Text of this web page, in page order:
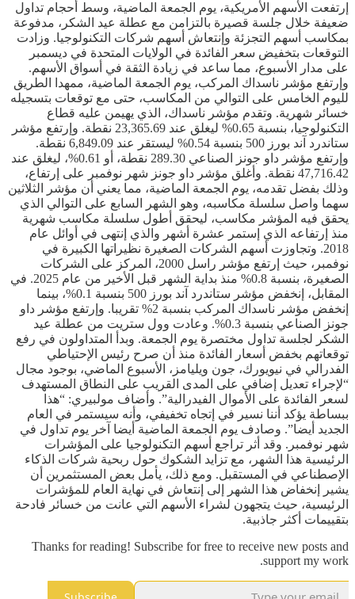
إرتفعت الأسهم الأمريكية، يوم الجمعة الماضية، وسط أحجام تداول
ضعيفة خلال جلسة قصيرة بالتزامن مع عطلة عيد الشكر، مدفوعة
بمكاسب أسهم التجزئة وإنتعاش أسهم شركات التكنولوجيا. وزادت
التوقعات بتخفيض سعر الفائدة في الولايات المتحدة في ديسمبر
على مدار الأسبوع، مما ساعد في زيادة الثقة في أسواق الأسهم.
وإرتفع مؤشر ناسداك المركب، يوم الجمعة الماضية، ممهدا الطريق
لليوم الخامس على التوالي من المكاسب، حتى مع توقعات بتسجيله
خسائر شهرية. وتقدم مؤشر ناسداك، الذي يهيمن عليه قطاع
التكنولوجيا، بنسبة 0.65% ليغلق عند 23,365.69 نقطة. وإرتفع مؤشر
ستاندرد آند بورز 500 بنسبة 0.54% ليستقر عند 6,849.09 نقطة.
وإرتفع مؤشر داو جونز الصناعي 289.30 نقطة، أو 0.61%، ليغلق عند
47,716.42 نقطة. وأغلق مؤشر داو جونز شهر نوفمبر على إرتفاع،
وذلك بفضل تقدمه، يوم الجمعة الماضية، مما يعني أن مؤشر الثلاثين
سهما واصل سلسلة مكاسبه، وهو الشهر السابع على التوالي الذي
يحقق فيه المؤشر مكاسب، ليحقق أطول سلسلة مكاسب شهرية
منذ إرتفاعه الذي إستمر عشرة أشهر والذي إنتهى في أوائل عام
2018. وتجاوزت أسهم الشركات الصغيرة نظيراتها الكبيرة في
نوفمبر، حيث إرتفع مؤشر راسل 2000، المركز على الشركات
الصغيرة، بنسبة 0.8% منذ بداية الشهر قبل الأخير من عام 2025. في
المقابل، إنخفض مؤشر ستاندرد آند بورز 500 بنسبة 0.1%، بينما
إنخفض مؤشر ناسداك المركب بنسبة 2% تقريبا. وإرتفع مؤشر داو
جونز الصناعي بنسبة 0.3%. وعادت وول ستريت من عطلة عيد
الشكر لجلسة تداول مختصرة يوم الجمعة. وبدأ المتداولون في رفع
توقعاتهم بخفض أسعار الفائدة منذ أن صرح رئيس الإحتياطي
الفدرالي في نيويورك، جون ويليامز، الأسبوع الماضي، بوجود مجال
“لإجراء تعديل إضافي على المدى القريب على النطاق المستهدف
لسعر الفائدة على الأموال الفيدرالية”. وأضاف مولبيري: “هذا
ببساطة يؤكد أننا نسير في إتجاه تخفيفي، وأنه سيستمر في العام
الجديد أيضا”. وصادف يوم الجمعة الماضية أيضا آخر يوم تداول في
شهر نوفمبر. وقد أثر تراجع أسهم التكنولوجيا على المؤشرات
الرئيسية هذا الشهر، مع تزايد الشكوك حول ربحية شركات الذكاء
الإصطناعي في المستقبل. ومع ذلك، يأمل بعض المستثمرين أن
يشير إنخفاض هذا الشهر إلى إنتعاش في نهاية العام للمؤشرات
الرئيسية، حيث يتجهون لشراء الأسهم التي عانت من خسائر فادحة
بتقييمات أكثر جاذبية.
Thanks for reading! Subscribe for free to receive new posts and
support my work.